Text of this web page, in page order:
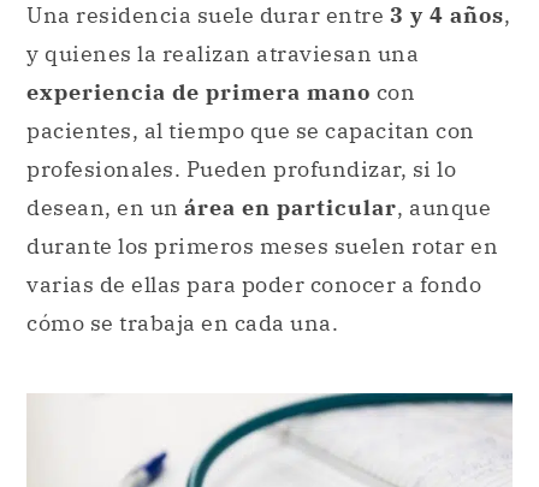
Una residencia suele durar entre 3 y 4 años,
y quienes la realizan atraviesan una
experiencia de primera mano con
pacientes, al tiempo que se capacitan con
profesionales. Pueden profundizar, si lo
desean, en un área en particular, aunque
durante los primeros meses suelen rotar en
varias de ellas para poder conocer a fondo
cómo se trabaja en cada una.